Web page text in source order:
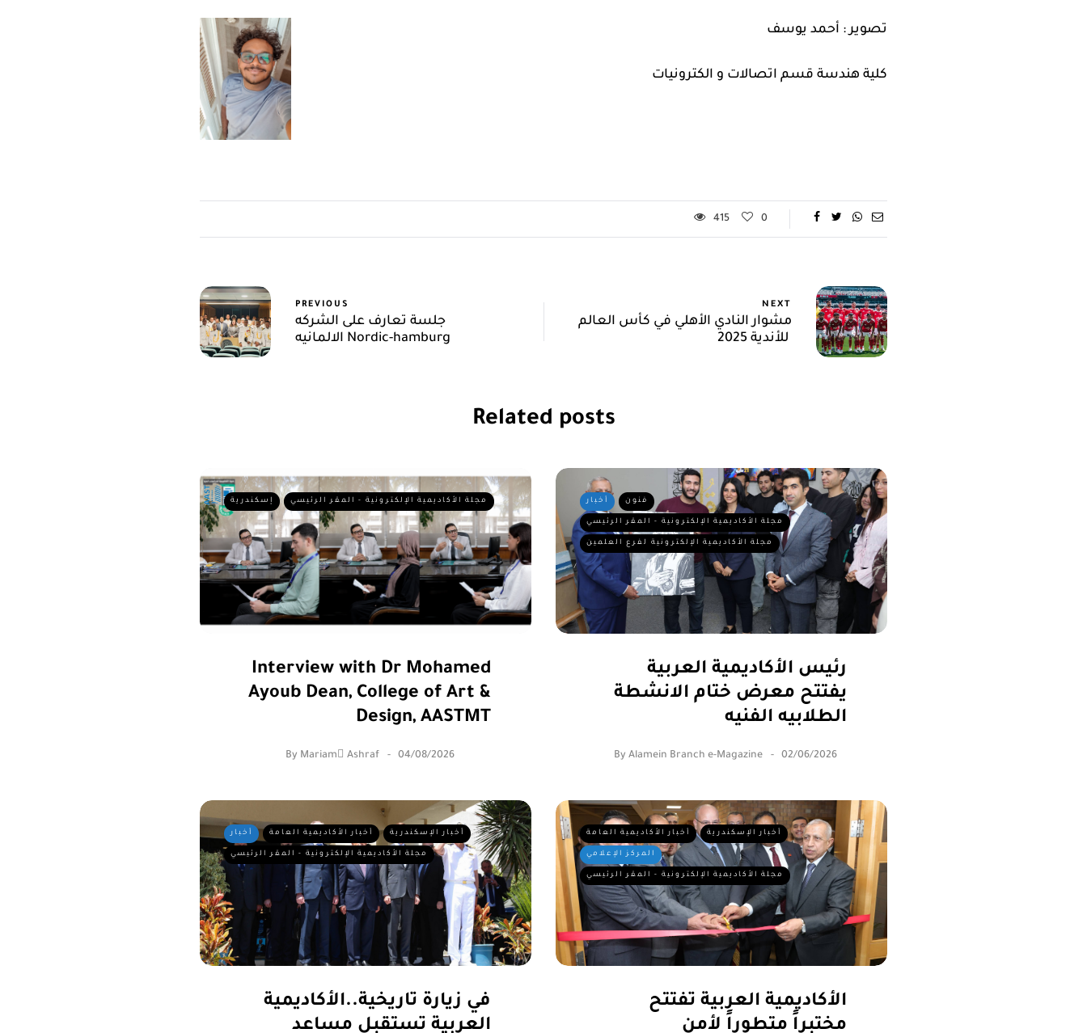
تصوير : أحمد يوسف
كلية هندسة قسم اتصالات و الكترونيات
415 0
PREVIOUS
جلسة تعارف على الشركه
الالمانيه Nordic-hamburg
NEXT
Related posts
إسكندرية مجلة الأكاديمية الإلكترونية - المقر الرئيسي
Interview with Dr Mohamed
Ayoub Dean, College of Art &
Design, AASTMT
By Mariam ِAshraf 04/08/2026
أخبار فنون
مجلة الأكاديمية الإلكترونية - المقر الرئيسي
مجلة الأكاديمية الإلكترونية لفرع العلمين
رئيس الأكاديمية العربية
يفتتح معرض ختام الانشطة
الطلابيه الفنيه
By Alamein Branch e-Magazine 02/06/2026
أخبار أخبار الأكاديمية العامة أخبار الإسكندرية
مجلة الأكاديمية الإلكترونية - المقر الرئيسي
في زيارة تاريخية..الأكاديمية
العربية تستقبل مساعد
أخبار الأكاديمية العامة أخبار الإسكندرية
المركز الإعلامي
مجلة الأكاديمية الإلكترونية - المقر الرئيسي
الأكاديمية العربية تفتتح
مختبراً متطوراً لأمن